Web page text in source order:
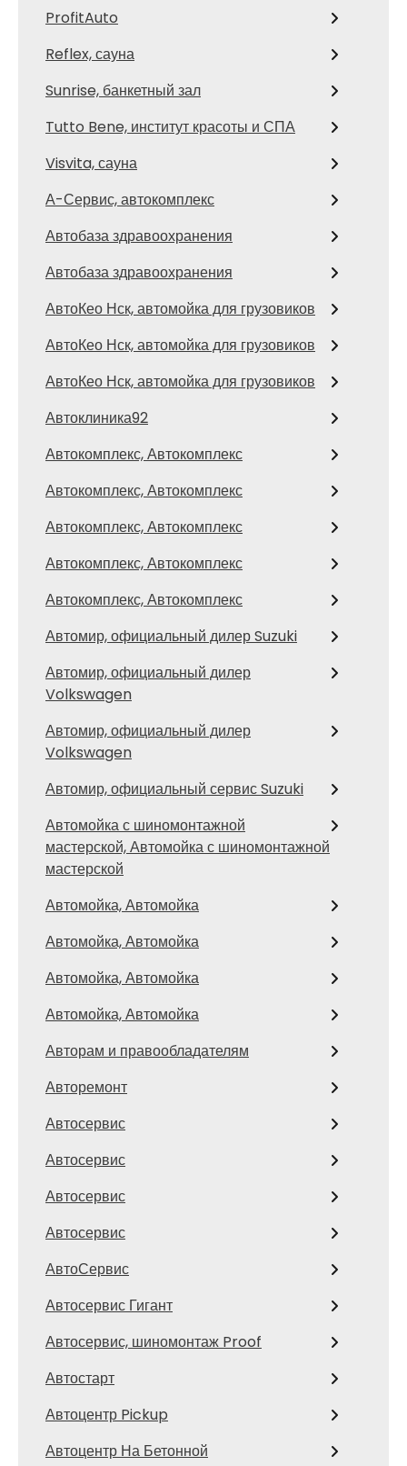
ProfitAuto
Reflex, сауна
Sunrise, банкетный зал
Tutto Bene, институт красоты и СПА
Visvita, сауна
А-Сервис, автокомплекс
Автобаза здравоохранения
Автобаза здравоохранения
АвтоКео Нск, автомойка для грузовиков
АвтоКео Нск, автомойка для грузовиков
АвтоКео Нск, автомойка для грузовиков
Автоклиника92
Автокомплекс, Автокомплекс
Автокомплекс, Автокомплекс
Автокомплекс, Автокомплекс
Автокомплекс, Автокомплекс
Автокомплекс, Автокомплекс
Автомир, официальный дилер Suzuki
Автомир, официальный дилер
Volkswagen
Автомир, официальный дилер
Volkswagen
Автомир, официальный сервис Suzuki
Автомойка с шиномонтажной
мастерской, Автомойка с шиномонтажной
мастерской
Автомойка, Автомойка
Автомойка, Автомойка
Автомойка, Автомойка
Автомойка, Автомойка
Авторам и правообладателям
Авторемонт
Автосервис
Автосервис
Автосервис
Автосервис
АвтоСервис
Автосервис Гигант
Автосервис, шиномонтаж Proof
Автостарт
Автоцентр Pickup
Автоцентр На Бетонной